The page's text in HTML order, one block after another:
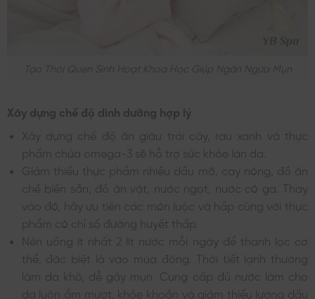
Tạo Thói Quen Sinh Hoạt Khoa Học Giúp Ngăn Ngừa Mụn
Xây dựng chế độ dinh dưỡng hợp lý
Xây dựng chế độ ăn giàu trái cây, rau xanh và thực
phẩm chứa omega-3 sẽ hỗ trợ sức khỏe làn da.
Giảm thiểu thực phẩm nhiều dầu mỡ, cay nóng, đồ ăn
chế biến sẵn, đồ ăn vặt, nước ngọt, nước có ga. Thay
vào đó, hãy ưu tiên các món luộc và hấp cùng với thực
phẩm có chỉ số đường huyết thấp.
Nên uống ít nhất 2 lít nước mỗi ngày để thanh lọc cơ
thể, đặc biệt là vào mùa đông. Thời tiết lạnh thường
làm da khô, dễ gây mụn. Cung cấp đủ nước làm cho
da luôn ẩm mượt, khỏe khoắn và giảm thiểu lượng dầu